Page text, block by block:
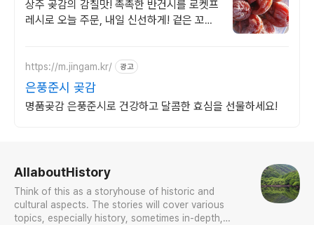
상주 곶감의 감칠맛! 촉촉한 반건시를 로켓프
레시로 오늘 주문, 내일 신선하게! 겉은 꼬들,
https://m.jingam.kr/ 광고
은풍준시 곶감
명품곶감 은풍준시로 건강하고 달콤한 효심을 선물하세요!
AllaboutHistory
Think of this as a storyhouse of historic and
cultural aspects. The stories will cover various
topics, especially history, sometimes in-depth,